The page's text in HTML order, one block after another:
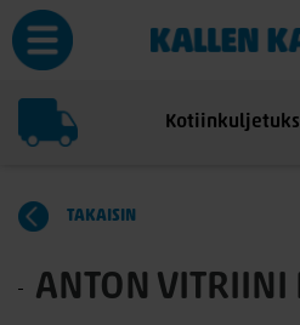
TAKAISIN
ANTON